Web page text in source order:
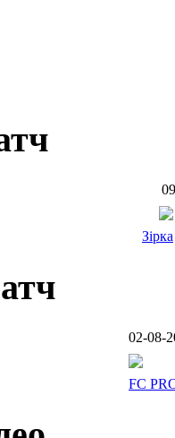
Зірка
02-08-
FC